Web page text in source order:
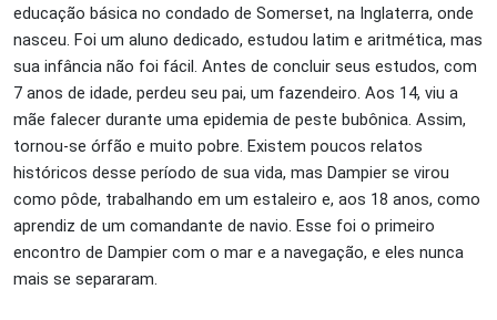
educação básica no condado de Somerset, na Inglaterra, onde
nasceu. Foi um aluno dedicado, estudou latim e aritmética, mas
sua infância não foi fácil. Antes de concluir seus estudos, com
7 anos de idade, perdeu seu pai, um fazendeiro. Aos 14, viu a
mãe falecer durante uma epidemia de peste bubônica. Assim,
tornou-se órfão e muito pobre. Existem poucos relatos
históricos desse período de sua vida, mas Dampier se virou
como pôde, trabalhando em um estaleiro e, aos 18 anos, como
aprendiz de um comandante de navio. Esse foi o primeiro
encontro de Dampier com o mar e a navegação, e eles nunca
mais se separaram.